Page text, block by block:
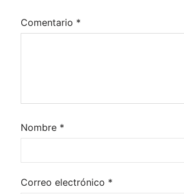
Comentario *
Nombre *
Correo electrónico *